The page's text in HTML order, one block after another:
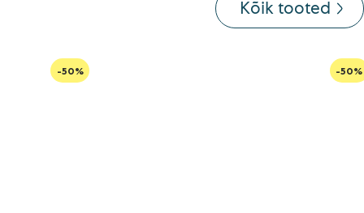
Kõik tooted
-50% -50%